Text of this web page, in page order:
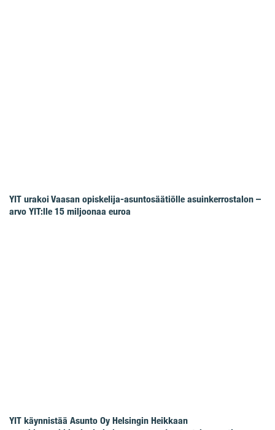
YIT urakoi Vaasan opiskelija-asuntosäätiölle asuinkerrostalon –
arvo YIT:lle 15 miljoonaa euroa
YIT käynnistää Asunto Oy Helsingin Heikkaan